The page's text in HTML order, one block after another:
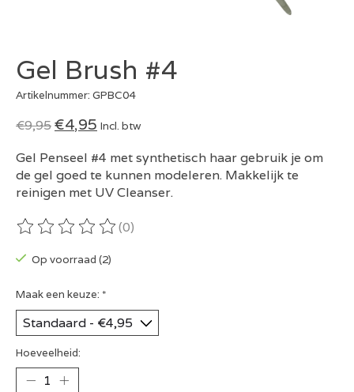
Gel Brush #4
Artikelnummer: GPBC04
€9,95€4,95 Incl. btw
Gel Penseel #4 met synthetisch haar gebruik je om
de gel goed te kunnen modeleren. Makkelijk te
reinigen met UV Cleanser.
De beoordeling van dit product is
(0)
Op voorraad (2)
Maak een keuze: *
Hoeveelheid: